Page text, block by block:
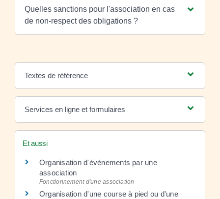
Quelles sanctions pour l'association en cas
de non-respect des obligations ?
Textes de référence
Services en ligne et formulaires
Et aussi
Organisation d'événements par une
association
Fonctionnement d'une association
Organisation d'une course à pied ou d'une